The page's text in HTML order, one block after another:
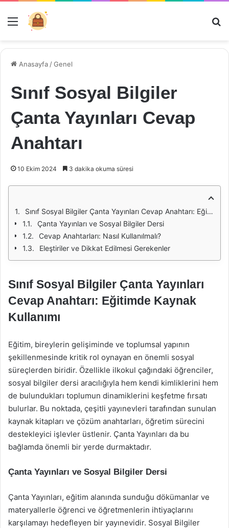
Menü
Anasayfa /Genel
Sınıf Sosyal Bilgiler
Çanta Yayınları Cevap
Anahtarı
10 Ekim 2024 3 dakika okuma süresi
Sınıf Sosyal Bilgiler Çanta Yayınları Cevap Anahtarı: Eğitimde Kaynak Kullanımı
Çanta Yayınları ve Sosyal Bilgiler Dersi
Cevap Anahtarları: Nasıl Kullanılmalı?
Eleştiriler ve Dikkat Edilmesi Gerekenler
Sınıf Sosyal Bilgiler Çanta Yayınları
Cevap Anahtarı: Eğitimde Kaynak
Kullanımı
Eğitim, bireylerin gelişiminde ve toplumsal yapının
şekillenmesinde kritik rol oynayan en önemli sosyal
süreçlerden biridir. Özellikle ilkokul çağındaki öğrenciler,
sosyal bilgiler dersi aracılığıyla hem kendi kimliklerini hem
de bulundukları toplumun dinamiklerini keşfetme fırsatı
bulurlar. Bu noktada, çeşitli yayınevleri tarafından sunulan
kaynak kitapları ve çözüm anahtarları, öğretim sürecini
destekleyici işlevler üstlenir. Çanta Yayınları da bu
bağlamda önemli bir yerde durmaktadır.
Çanta Yayınları ve Sosyal Bilgiler Dersi
Çanta Yayınları, eğitim alanında sunduğu dökümanlar ve
materyallerle öğrenci ve öğretmenlerin ihtiyaçlarını
karşılamayı hedefleyen bir yayınevidir. Sosyal Bilgiler